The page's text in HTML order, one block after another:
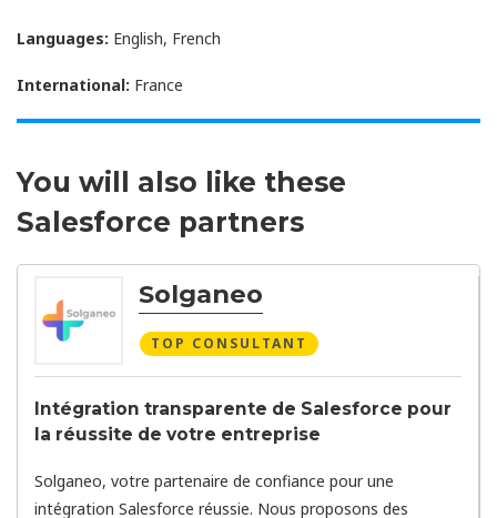
Languages: English, French
International: France
You will also like these
Salesforce partners
Solganeo
TOP CONSULTANT
Intégration transparente de Salesforce pour
la réussite de votre entreprise
Solganeo, votre partenaire de confiance pour une
intégration Salesforce réussie. Nous proposons des